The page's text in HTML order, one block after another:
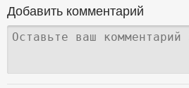
Добавить комментарий